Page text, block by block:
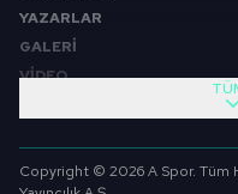
YAZARLAR
GALERİ
VİDEO
SABAH SPORU
SPOR GÜNDEMİ
Copyright © 2026 A Spor. Tüm